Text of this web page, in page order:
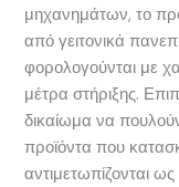
μηχανημάτων, το
από γειτονικά
φορολογούνται με
μέτρα στήριξης.
δικαίωμα να
προϊόντα που
αντιμετωπίζονται